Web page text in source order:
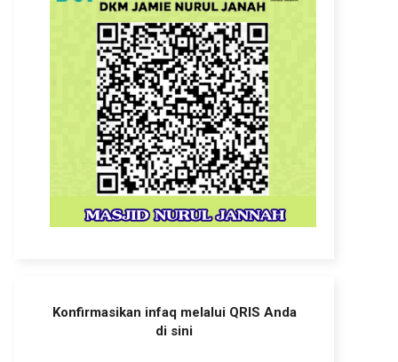
Konfirmasikan infaq melalui QRIS Anda
di sini